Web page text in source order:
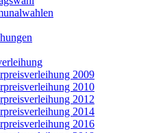
2009
2010
2012
2014
2016